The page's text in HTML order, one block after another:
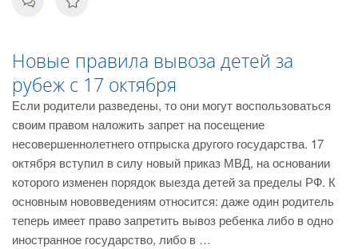
Новые правила вывоза детей за
рубеж с 17 октября
Если родители разведены, то они могут воспользоваться
своим правом наложить запрет на посещение
несовершеннолетнего отпрыска другого государства. 17
октября вступил в силу новый приказ МВД, на основании
которого изменен порядок выезда детей за пределы РФ. К
основным нововведениям относится: даже один родитель
теперь имеет право запретить вывоз ребенка либо в одно
иностранное государство, либо в …